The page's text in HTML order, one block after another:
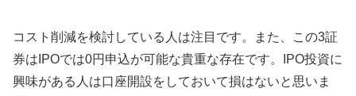
コスト削減を検討している人は注目です。また、この3証
券はIPOでは0円申込が可能な貴重な存在です。IPO投資に
興味がある人は口座開設をしておいて損はないと思いま